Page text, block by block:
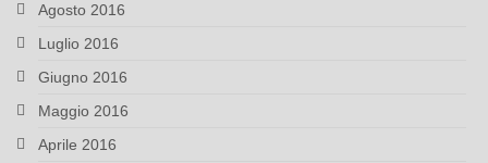
Agosto 2016
Luglio 2016
Giugno 2016
Maggio 2016
Aprile 2016